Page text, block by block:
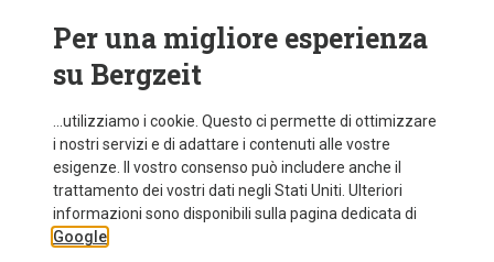
fino a 34%
Per una migliore esperienza
su Bergzeit
...utilizziamo i cookie. Questo ci permette di ottimizzare
i nostri servizi e di adattare i contenuti alle vostre
esigenze. Il vostro consenso può includere anche il
trattamento dei vostri dati negli Stati Uniti. Ulteriori
informazioni sono disponibili sulla pagina dedicata di
Google